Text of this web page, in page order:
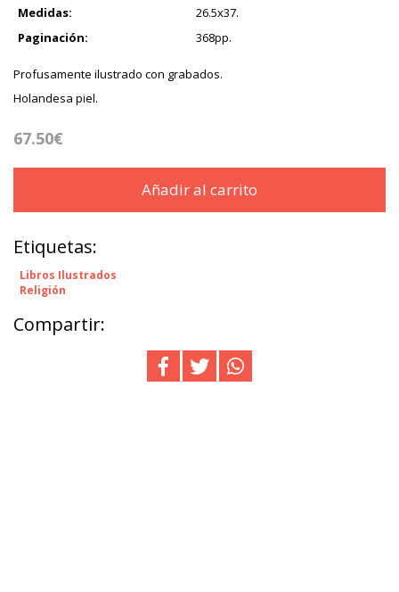
Medidas:
26.5x37.
Paginación:
368pp.
Profusamente ilustrado con grabados.
Holandesa piel.
67.50€
Añadir al carrito
Etiquetas:
Libros Ilustrados
Religión
Compartir: